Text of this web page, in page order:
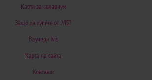
Карти за солариум
Защо да купите от IVIS?
Ваучери Ivis
Карта на сайта
Контакти